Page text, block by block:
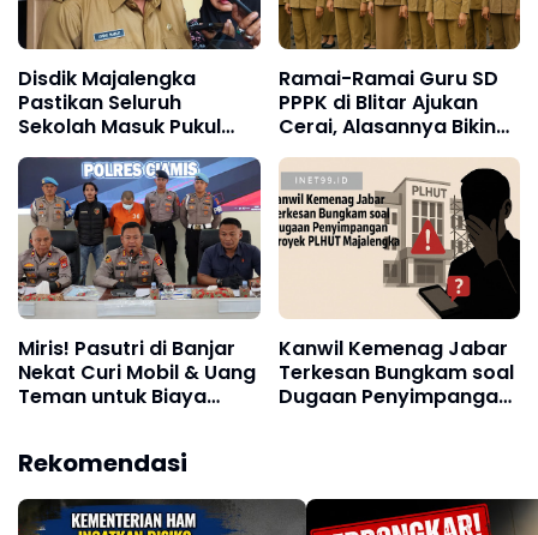
Disdik Majalengka
Pastikan Seluruh
Sekolah Masuk Pukul
06.30 WIB, Tak Ada
Kendala
Ramai-Ramai Guru SD
PPPK di Blitar Ajukan
Cerai, Alasannya Bikin
Kaget!
Miris! Pasutri di Banjar
Nekat Curi Mobil & Uang
Teman untuk Biaya
Kanwil Kemenag Jabar
Terkesan Bungkam soal
Dugaan Penyimpangan
Rekomendasi